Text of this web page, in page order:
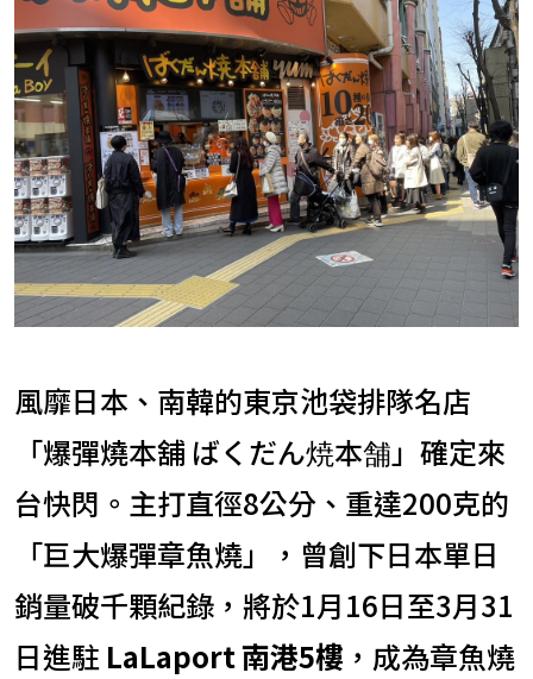
風靡日本、南韓的東京池袋排隊名店
「爆彈燒本舖 ばくだん焼本舗」確定來
台快閃。主打直徑8公分、重達200克的
「巨大爆彈章魚燒」，曾創下日本單日
銷量破千顆紀錄，將於1月16日至3月31
日進駐 LaLaport 南港5樓 ，成為章魚燒